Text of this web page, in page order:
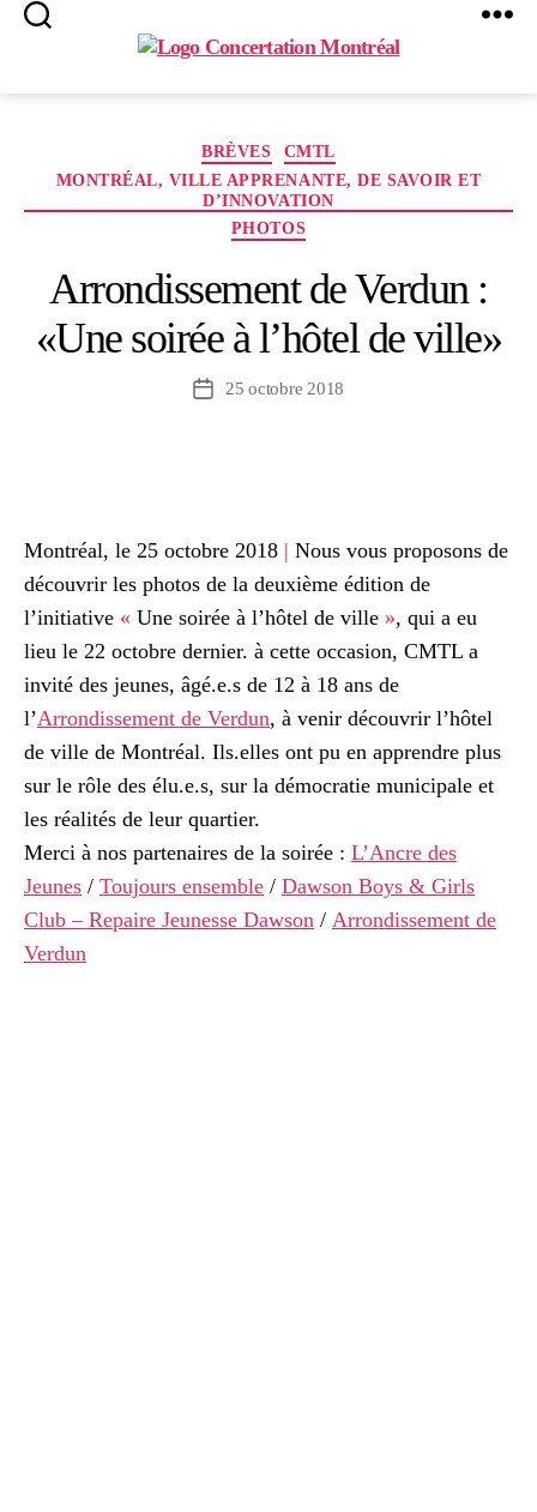
Montréal
Catégories
BRÈVES
CMTL
MONTRÉAL, VILLE APPRENANTE, DE SAVOIR ET
D’INNOVATION
PHOTOS
Arrondissement de Verdun :
«Une soirée à l’hôtel de ville»
Date25 octobre 2018
Montréal, le 25 octobre 2018 | Nous vous proposons de
découvrir les photos de la deuxième édition de
l’initiative « Une soirée à l’hôtel de ville », qui a eu
lieu le 22 octobre dernier. à cette occasion, CMTL a
invité des jeunes, âgé.e.s de 12 à 18 ans de
l’Arrondissement de Verdun, à venir découvrir l’hôtel
de ville de Montréal. Ils.elles ont pu en apprendre plus
sur le rôle des élu.e.s, sur la démocratie municipale et
les réalités de leur quartier.
Merci à nos partenaires de la soirée : L’Ancre des
Jeunes / Toujours ensemble / Dawson Boys & Girls
Club – Repaire Jeunesse Dawson / Arrondissement de
Verdun